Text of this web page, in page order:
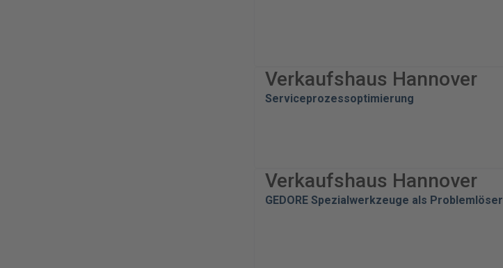
Verkaufshaus Hannover
Serviceprozessoptimierung
Verkaufshaus Hannover
GEDORE Spezialwerkzeuge als Problemlöser